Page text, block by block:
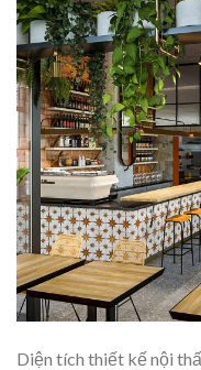
Diện tích thiết kế nội